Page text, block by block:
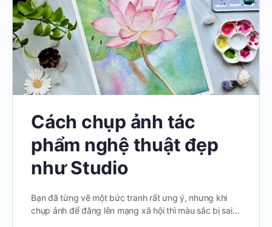
Cách chụp ảnh tác
phẩm nghệ thuật đẹp
như Studio
Bạn đã từng vẽ một bức tranh rất ưng ý, nhưng khi
chụp ảnh để đăng lên mạng xã hội thì màu sắc bị sai…